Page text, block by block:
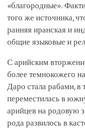
«благородные».
того же источника,
ранняя иранская и
общие языковые и
С арийским
более темнокожего
Даро стала рабами, в
переместилась в
арийцев на родовую
рода развилось в